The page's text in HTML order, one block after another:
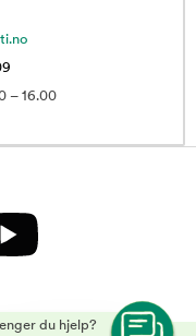
du hjelp?
– 16.00